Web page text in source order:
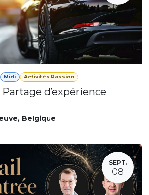
Midi Activités Passion
Partage d’expérience
, Belgique
SEPT.
08